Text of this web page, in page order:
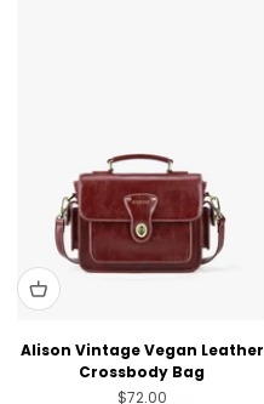
Alison Vintage Vegan Leather
Crossbody Bag
Prezzo scontato
$72.00